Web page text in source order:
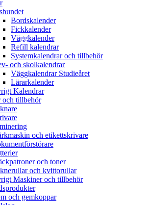
Bordskalender
Fickkalender
Väggkalender
Refill kalendrar
Systemkalendrar och tillbehör
och skolkalendrar
Väggkalendrar Studieåret
Lärarkalender
Kalendrar
och tillbehör
och etikettskrivare
och toner
och kvittorullar
Maskiner och tillbehör
och gemkoppar